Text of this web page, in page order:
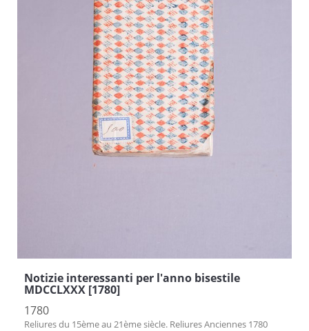
Notizie interessanti per l'anno bisestile
MDCCLXXX [1780]
1780
Reliures du 15ème au 21ème siècle. Reliures Anciennes 1780